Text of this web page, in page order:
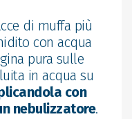
di muffa più
con acqua
pura sulle
in acqua su
con
nebulizzatore.